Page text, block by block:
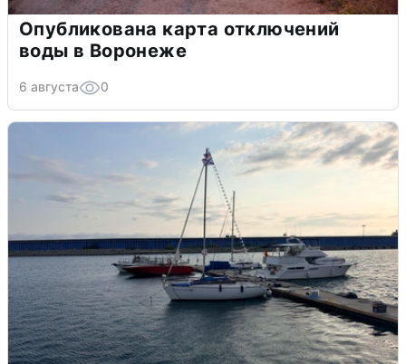
Опубликована карта отключений
воды в Воронеже
6 августа 0